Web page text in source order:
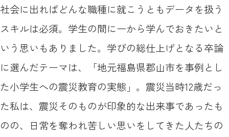
社会に出ればどんな職種に就こうともデータを扱う
スキルは必須。学生の間に一から学んでおきたいと
いう思いもありました。学びの総仕上げとなる卒論
に選んだテーマは、「地元福島県郡山市を事例とし
た小学生への震災教育の実態」。震災当時12歳だっ
た私は、震災そのものが印象的な出来事であったも
のの、日常を奪われ苦しい思いをしてきた人たちの